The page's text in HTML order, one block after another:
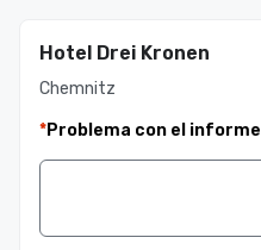
Hotel Drei Kronen
Chemnitz
*Problema con el informe